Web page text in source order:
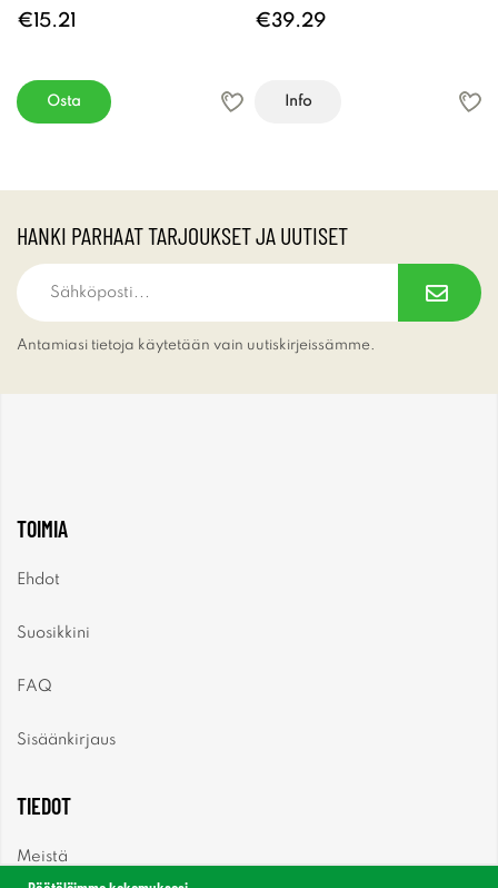
€15.21
Osta
€39.29
Info
HANKI PARHAAT TARJOUKSET JA UUTISET
Antamiasi tietoja käytetään vain uutiskirjeissämme.
TOIMIA
Ehdot
Suosikkini
FAQ
Sisäänkirjaus
TIEDOT
Meistä